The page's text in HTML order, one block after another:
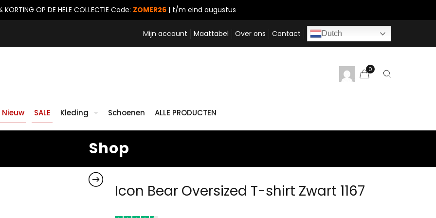
KORTING OP DE HELE COLLECTIE Code: ZOMER26| t/m eind augustus
Mijn account Maattabel Over ons Contact Dutch
0
Nieuw SALE Kleding Schoenen ALLE PRODUCTEN
Shop
Icon Bear Oversized T-shirt Zwart 1167